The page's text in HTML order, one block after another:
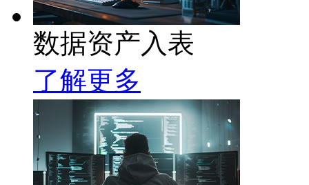
数据资产入表
了解更多